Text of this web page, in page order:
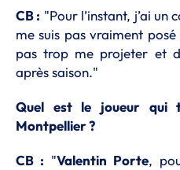
CB : "Pour l’instant, j’ai un
me suis pas vraiment posé
pas trop me projeter et
après saison."
Quel est le joueur qui
Montpellier ?
CB : "Valentin Porte,